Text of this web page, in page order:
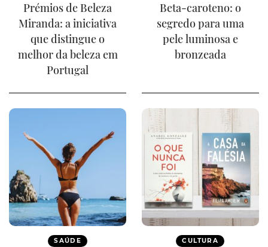
Prémios de Beleza
Miranda: a iniciativa
que distingue o
melhor da beleza em
Portugal
Beta-caroteno: o
segredo para uma
pele luminosa e
bronzeada
SAÚDE CULTURA